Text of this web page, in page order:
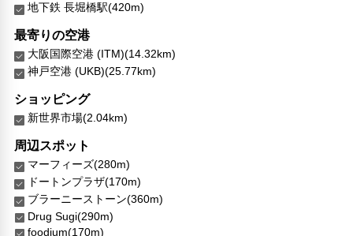
地下鉄 長堀橋駅(420m)
最寄りの空港
大阪国際空港 (ITM)(14.32km)
神戸空港 (UKB)(25.77km)
ショッピング
新世界市場(2.04km)
周辺スポット
マーフィーズ(280m)
ドートンプラザ(170m)
ブラーニーストーン(360m)
Drug Sugi(290m)
foodium(170m)